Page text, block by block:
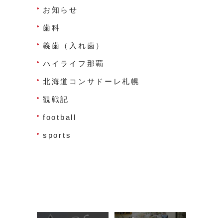
お知らせ
歯科
義歯（入れ歯）
ハイライフ那覇
北海道コンサドーレ札幌
観戦記
football
sports